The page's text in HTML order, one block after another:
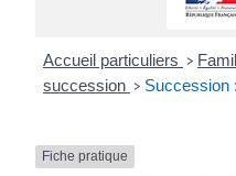
Accueil particuliers >
succession > Succession
Fiche pratique